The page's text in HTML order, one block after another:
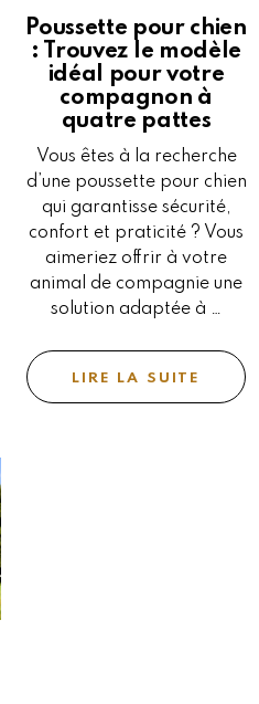
Poussette pour chien
: Trouvez le modèle
idéal pour votre
compagnon à
quatre pattes
Vous êtes à la recherche
d’une poussette pour chien
qui garantisse sécurité,
confort et praticité ? Vous
aimeriez offrir à votre
animal de compagnie une
solution adaptée à …
LIRE LA SUITE